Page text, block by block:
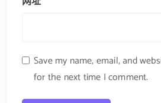
Save my name, email, and
for the next time I comment.